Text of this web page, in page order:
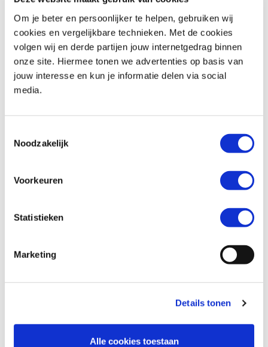
Om je beter en persoonlijker te helpen, gebruiken wij
cookies en vergelijkbare technieken. Met de cookies
volgen wij en derde partijen jouw internetgedrag binnen
onze site. Hiermee tonen we advertenties op basis van
jouw interesse en kun je informatie delen via social
media.
Noodzakelijk
Voorkeuren
Statistieken
Marketing
Details tonen
Alle cookies toestaan
Honda NX 500
€ 7.190,-
Uit2025
Honda
FORZA 350
€ 8.599,-
MotoPort Assen
CB 750 Hornet
MotoPort Hillegom